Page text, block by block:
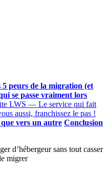
peurs de la migration (et
se passe vraiment lors
LWS — Le service qui fait
aussi, franchissez le pas !
vers un autre Conclusion
d’hébergeur sans tout casser
migrer